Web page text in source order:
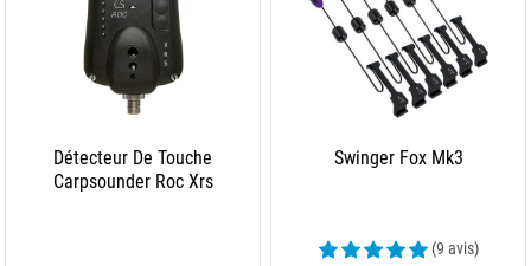
Détecteur De Touche
Carpsounder Roc Xrs
Swinger Fox Mk3
(9 avis)